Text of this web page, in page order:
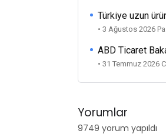
Türkiye uzun
• 3 Ağustos 2026
ABD Ticaret
• 31 Temmuz 2026
Yorumlar
9749 yorum yapıldı